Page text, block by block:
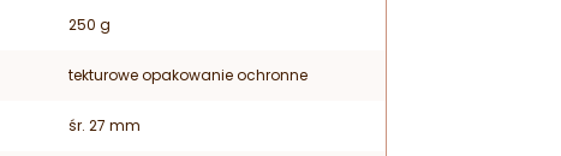
250 g
tekturowe opakowanie ochronne
śr. 27 mm